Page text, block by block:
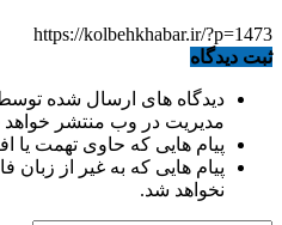
https://kolbehkhabar.ir/?p=1473
ثبت دیدگاه
دیدگاه های ارسال شده
مدیریت در وب منتشر
پیام هایی که حاوی تهمت یا
پیام هایی که به غیر از زبان
نخواهد شد.